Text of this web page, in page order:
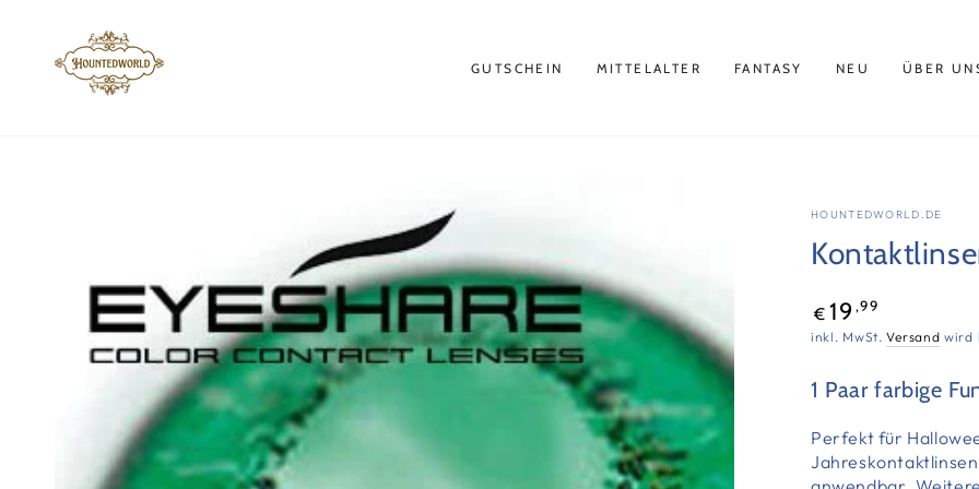
SPRINGEN
GUTSCHEIN MITTELALTER FANTASY NEU ÜBER
HOUNTEDWORLD.DE
Regulärer
Preis
€ 19 ,99
inkl. MwSt.Versand wird
1 Paar farbige
Perfekt für